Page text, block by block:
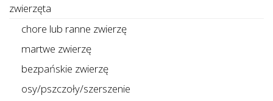
zwierzęta
chore lub ranne zwierzę
martwe zwierzę
bezpańskie zwierzę
osy/pszczoły/szerszenie